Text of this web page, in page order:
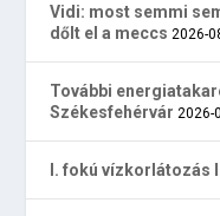
Vidi: most semmi
dőlt el a meccs 2026-
További
Székesfehérvár 2026-
I. fokú vízkorlátozás